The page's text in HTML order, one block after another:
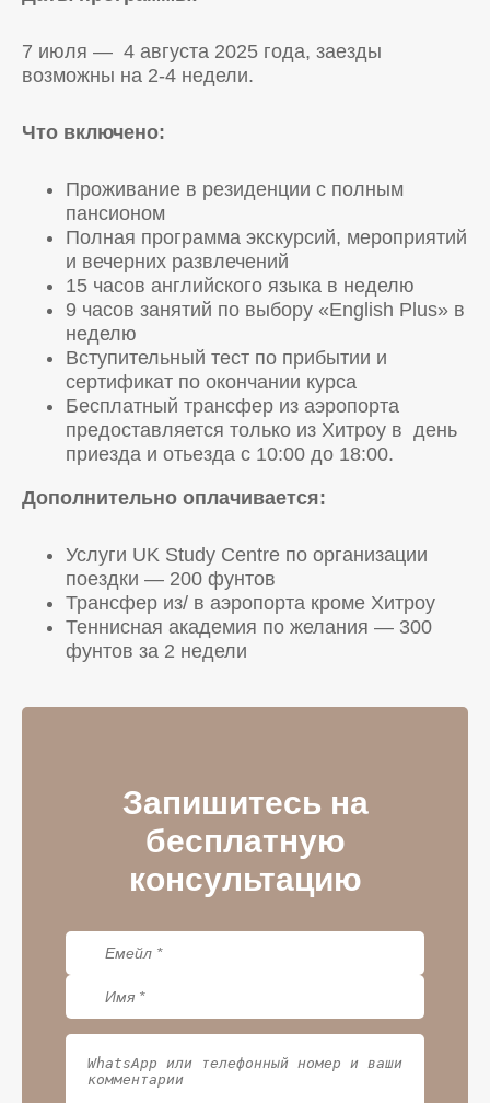
7 июля — 4 августа 2025 года, заезды
возможны на 2-4 недели.
Что включено:
Проживание в резиденции с полным
пансионом
Полная программа экскурсий, мероприятий
и вечерних развлечений
15 часов английского языка в неделю
9 часов занятий по выбору «English Plus» в
неделю
Вступительный тест по прибытии и
сертификат по окончании курса
Бесплатный трансфер из аэропорта
предоставляется только из Хитроу в день
приезда и отьезда с 10:00 до 18:00.
Дополнительно оплачивается:
Услуги UK Study Centre по организации
поездки — 200 фунтов
Трансфер из/ в аэропорта кроме Хитроу
Теннисная академия по желания — 300
фунтов за 2 недели
Запишитесь на
бесплатную
консультацию